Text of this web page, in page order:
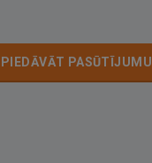
PIEDĀVĀT PASŪTĪJUMU